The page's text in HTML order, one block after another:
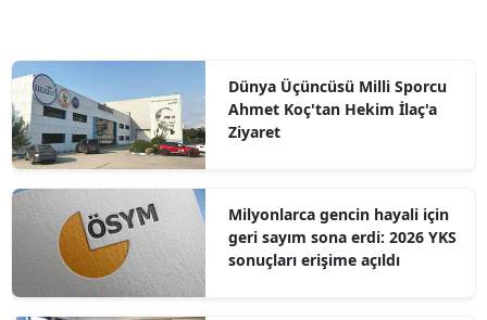
Dünya Üçüncüsü Milli Sporcu
Ahmet Koç'tan Hekim İlaç'a
Ziyaret
Milyonlarca gencin hayali için
geri sayım sona erdi: 2026 YKS
sonuçları erişime açıldı